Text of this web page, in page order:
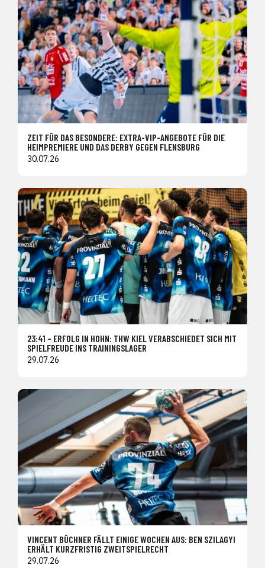
ZEIT FÜR DAS BESONDERE: EXTRA-VIP-ANGEBOTE FÜR DIE
HEIMPREMIERE UND DAS DERBY GEGEN FLENSBURG
30.07.26
23:41 – ERFOLG IN HOHN: THW KIEL VERABSCHIEDET SICH MIT
SPIELFREUDE INS TRAININGSLAGER
29.07.26
VINCENT BÜCHNER FÄLLT EINIGE WOCHEN AUS: BEN SZILAGYI
ERHÄLT KURZFRISTIG ZWEITSPIELRECHT
29.07.26